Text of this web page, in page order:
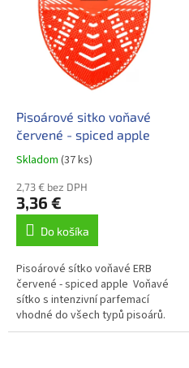
Pisoárové sitko voňavé
červené - spiced apple
Skladom (37 ks)
2,73 € bez DPH
3,36 €
Do košíka
Pisoárové sítko voňavé ERB
červené - spiced apple Voňavé
sítko s intenzivní parfemací
vhodné do všech typů pisoárů.